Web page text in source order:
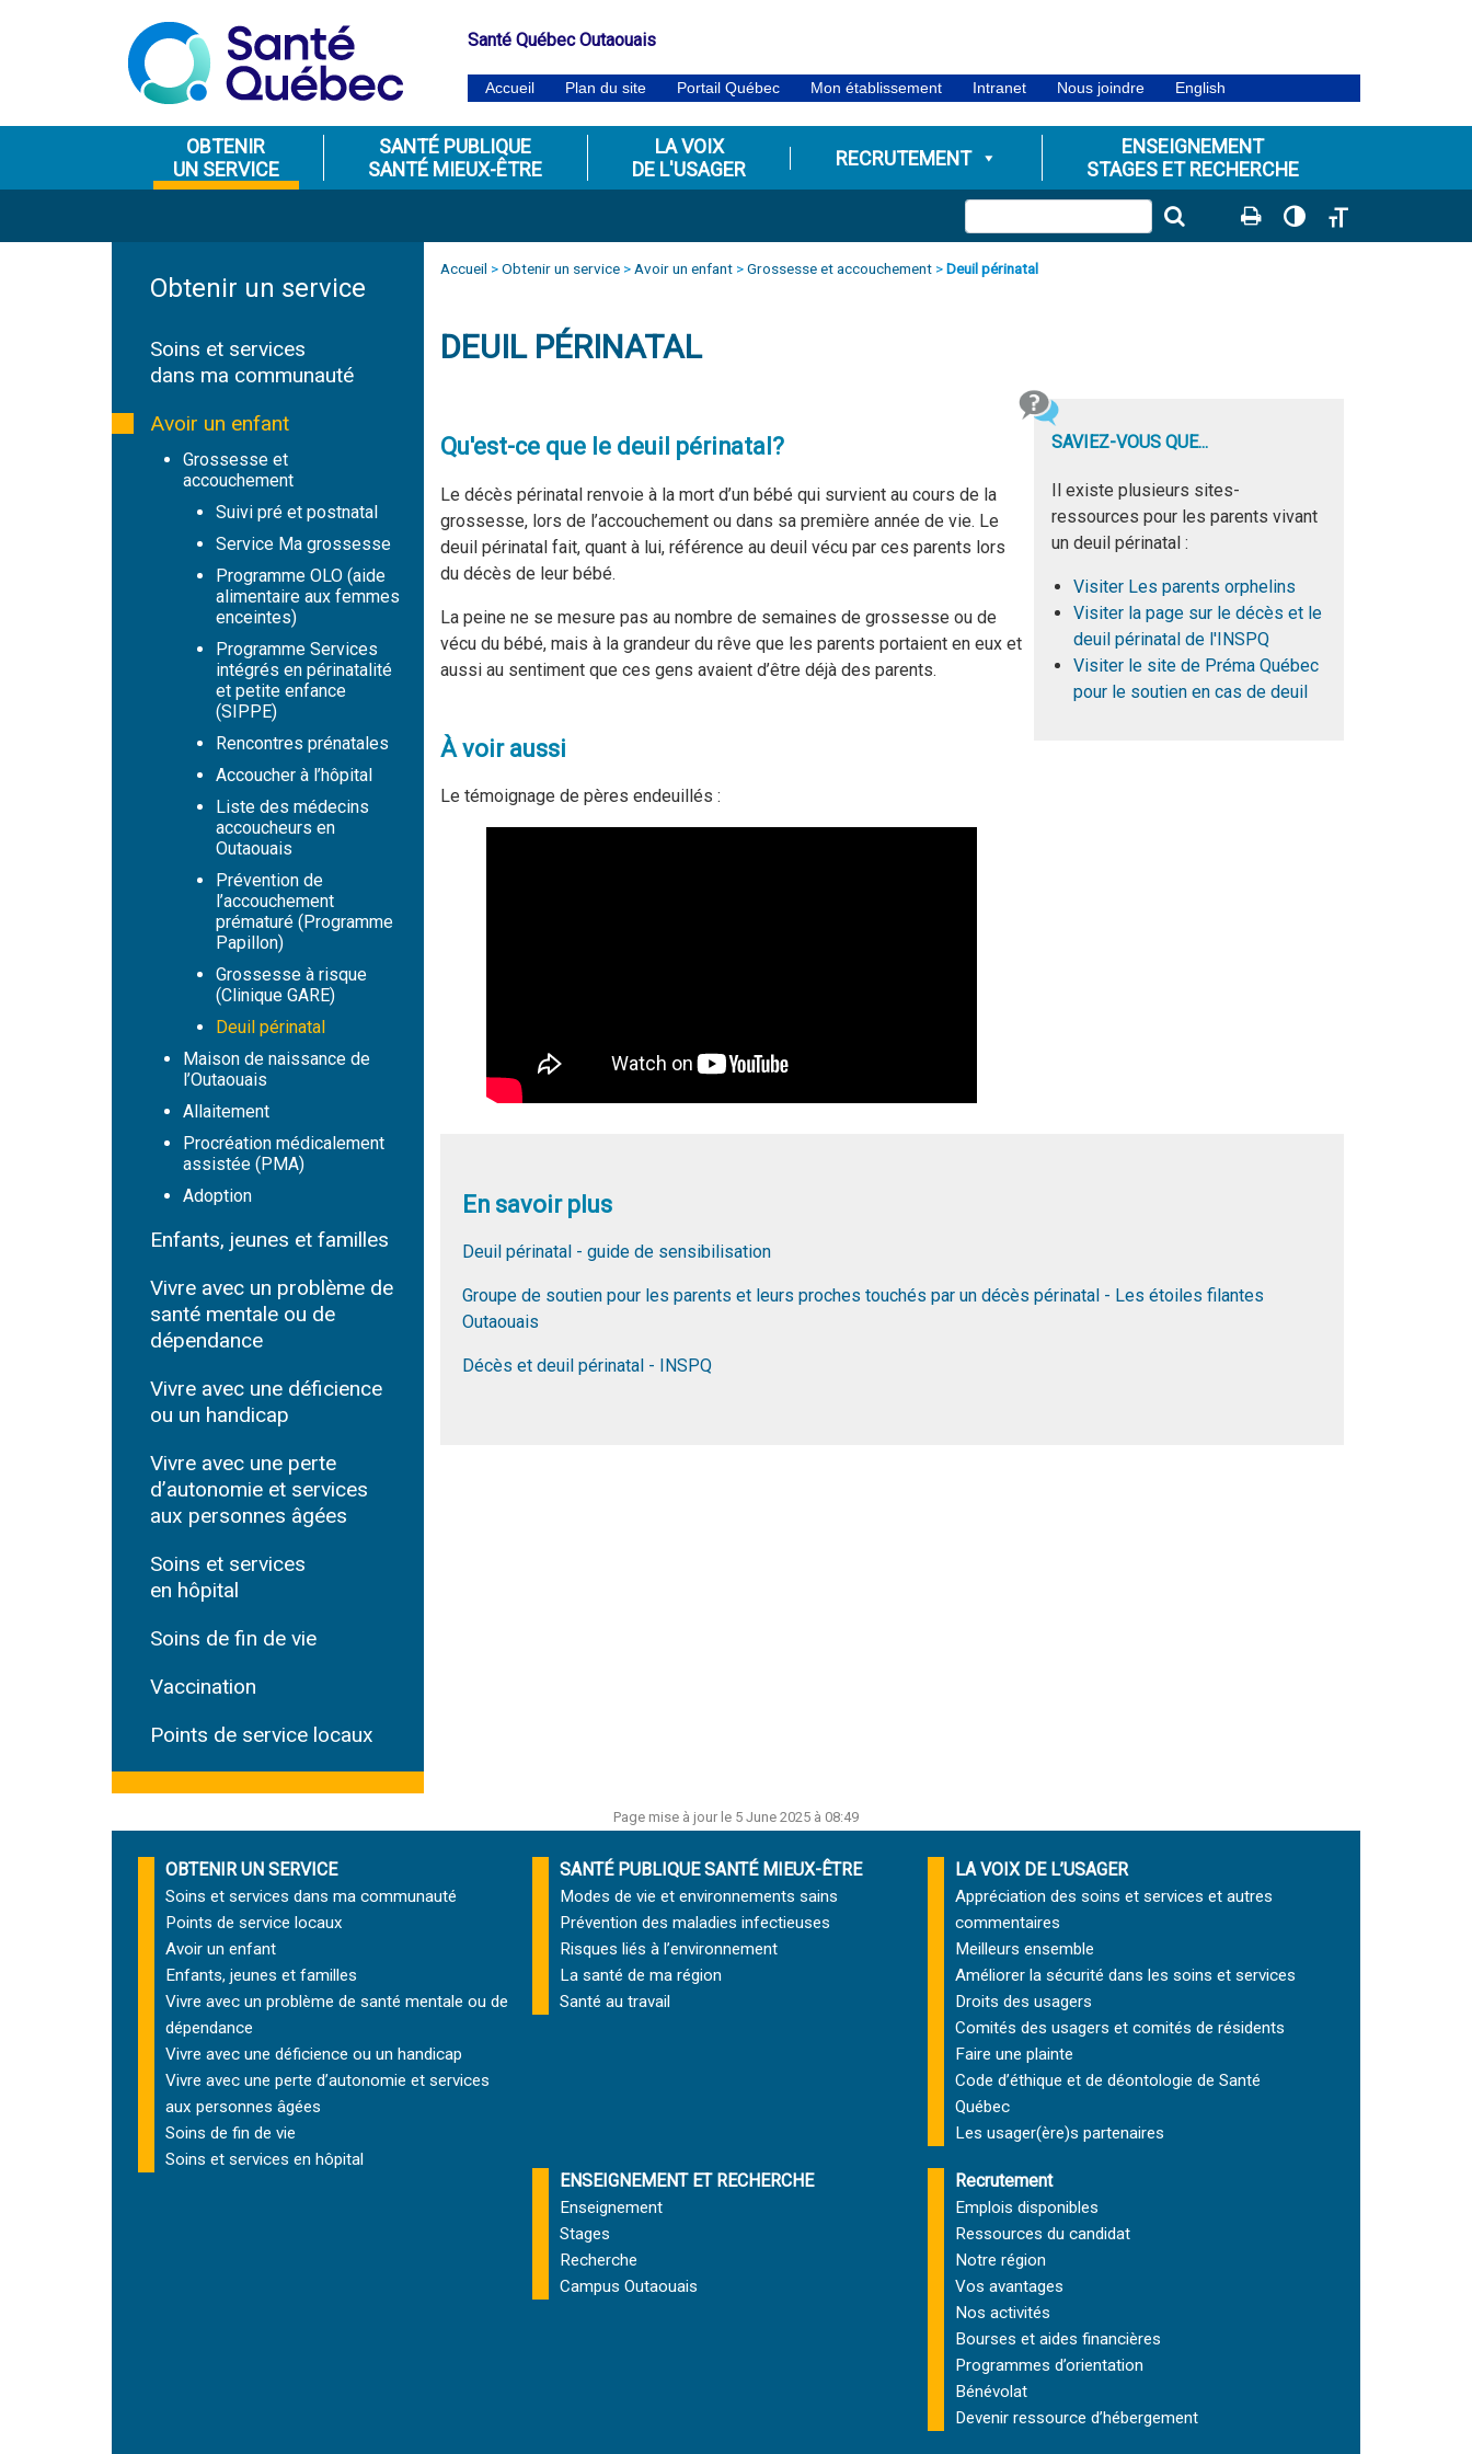
Santé Québec Outaouais
Accueil Plan du site Portail Québec Mon établissement Intranet Nous joindre English
OBTENIR
UN SERVICE
SANTÉ PUBLIQUE
SANTÉ MIEUX-ÊTRE
LA VOIX
DE L'USAGER
RECRUTEMENT
ENSEIGNEMENT
STAGES ET RECHERCHE
Passer en contraste
Changer la taille
Obtenir un service
Soins et services
dans ma communauté
Avoir un enfant
Grossesse et
accouchement
Suivi pré et postnatal
Service Ma grossesse
Programme OLO (aide
alimentaire aux femmes
enceintes)
Programme Services
intégrés en périnatalité
et petite enfance
(SIPPE)
Rencontres prénatales
Accoucher à l’hôpital
Liste des médecins
accoucheurs en
Outaouais
Prévention de
l’accouchement
prématuré (Programme
Papillon)
Grossesse à risque
(Clinique GARE)
Deuil périnatal
Maison de naissance de
l’Outaouais
Allaitement
Procréation médicalement
assistée (PMA)
Adoption
Enfants, jeunes et familles
Vivre avec un problème de
santé mentale ou de
dépendance
Vivre avec une déficience
ou un handicap
Vivre avec une perte
d’autonomie et services
aux personnes âgées
Soins et services
en hôpital
Soins de fin de vie
Vaccination
Points de service locaux
Accueil >Obtenir un service > Avoir un enfant >Grossesse et accouchement >Deuil périnatal
DEUIL PÉRINATAL
Qu'est-ce que le deuil périnatal?
Le décès périnatal renvoie à la mort d’un bébé qui survient au cours de la
grossesse, lors de l’accouchement ou dans sa première année de vie. Le
deuil périnatal fait, quant à lui, référence au deuil vécu par ces parents lors
du décès de leur bébé.
La peine ne se mesure pas au nombre de semaines de grossesse ou de
vécu du bébé, mais à la grandeur du rêve que les parents portaient en eux et
aussi au sentiment que ces gens avaient d’être déjà des parents.
À voir aussi
Le témoignage de pères endeuillés :
SAVIEZ-VOUS QUE...
Il existe plusieurs sites-
ressources pour les parents vivant
un deuil périnatal :
Visiter Les parents orphelins
Visiter la page sur le décès et le
deuil périnatal de l'INSPQ
Visiter le site de Préma Québec
pour le soutien en cas de deuil
En savoir plus
Deuil périnatal - guide de sensibilisation
Groupe de soutien pour les parents et leurs proches touchés par un décès périnatal - Les étoiles filantes
Outaouais
Décès et deuil périnatal - INSPQ
Page mise à jour le 5 June 2025 à 08:49
OBTENIR UN SERVICE
Soins et services dans ma communauté
Points de service locaux
Avoir un enfant
Enfants, jeunes et familles
Vivre avec un problème de santé mentale ou de
dépendance
Vivre avec une déficience ou un handicap
Vivre avec une perte d’autonomie et services
aux personnes âgées
Soins de fin de vie
Soins et services en hôpital
SANTÉ PUBLIQUE SANTÉ MIEUX-ÊTRE
Modes de vie et environnements sains
Prévention des maladies infectieuses
Risques liés à l’environnement
La santé de ma région
Santé au travail
LA VOIX DE L’USAGER
Appréciation des soins et services et autres
commentaires
Meilleurs ensemble
Améliorer la sécurité dans les soins et services
Droits des usagers
Comités des usagers et comités de résidents
Faire une plainte
Code d’éthique et de déontologie de Santé
Québec
Les usager(ère)s partenaires
ENSEIGNEMENT ET RECHERCHE
Enseignement
Stages
Recherche
Campus Outaouais
Recrutement
Emplois disponibles
Ressources du candidat
Notre région
Vos avantages
Nos activités
Bourses et aides financières
Programmes d’orientation
Bénévolat
Devenir ressource d’hébergement